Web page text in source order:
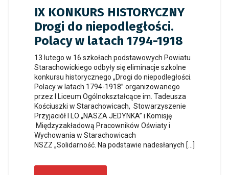
IX KONKURS HISTORYCZNY
Drogi do niepodległości.
Polacy w latach 1794-1918
13 lutego w 16 szkołach podstawowych Powiatu
Starachowickiego odbyły się eliminacje szkolne
konkursu historycznego „Drogi do niepodległości.
Polacy w latach 1794-1918” organizowanego
przez I Liceum Ogólnokształcące im. Tadeusza
Kościuszki w Starachowicach, Stowarzyszenie
Przyjaciół I LO „NASZA JEDYNKA” i Komisję
Międzyzakładową Pracowników Oświaty i
Wychowania w Starachowicach
NSZZ „Solidarność. Na podstawie nadesłanych […]